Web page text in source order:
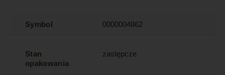
Symbol 0000004862
Stan
opakowania
zastępcze